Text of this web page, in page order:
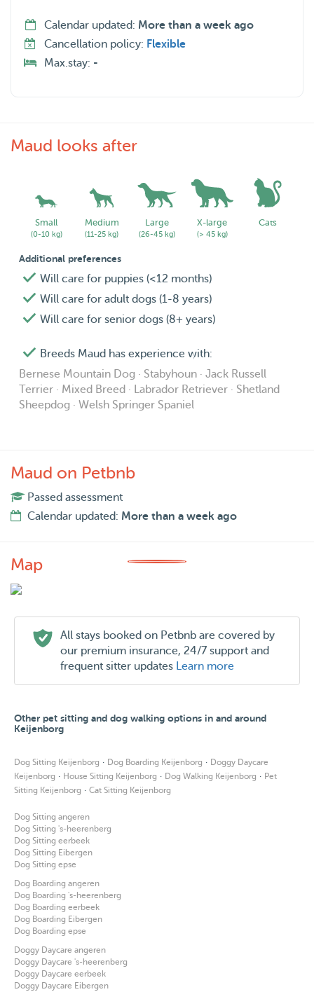
Calendar updated: More than a week ago
Cancellation policy: Flexible
Max.stay: -
Maud looks after
Small
(0-10 kg)
Medium
(11-25 kg)
Large
(26-45 kg)
X-large
(> 45 kg)
Cats
Additional preferences
Will care for puppies (<12 months)
Will care for adult dogs (1-8 years)
Will care for senior dogs (8+ years)
Breeds Maud has experience with:
Bernese Mountain Dog · Stabyhoun · Jack Russell
Terrier · Mixed Breed · Labrador Retriever · Shetland
Sheepdog · Welsh Springer Spaniel
Maud on Petbnb
Passed assessment
Calendar updated: More than a week ago
Map
All stays booked on Petbnb are covered by
our premium insurance, 24/7 support and
frequent sitter updates Learn more
Other pet sitting and dog walking options in and around
Keijenborg
Dog Sitting Keijenborg · Dog Boarding Keijenborg · Doggy Daycare
Keijenborg · House Sitting Keijenborg · Dog Walking Keijenborg · Pet
Sitting Keijenborg · Cat Sitting Keijenborg
Dog Sitting angeren
Dog Sitting 's-heerenberg
Dog Sitting eerbeek
Dog Sitting Eibergen
Dog Sitting epse
Dog Boarding angeren
Dog Boarding 's-heerenberg
Dog Boarding eerbeek
Dog Boarding Eibergen
Dog Boarding epse
Doggy Daycare angeren
Doggy Daycare 's-heerenberg
Doggy Daycare eerbeek
Doggy Daycare Eibergen